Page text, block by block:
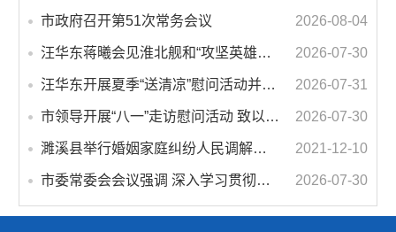
市政府召开第51次常务会议 2026-08-04
汪华东蒋曦会见淮北舰和“攻坚英雄连”官兵代表 2026-07-30
汪华东开展夏季“送清凉”慰问活动并调研专门教育工作 落实落细防暑降温措施 用心用情关爱一线职工 2026-07-31
市领导开展“八一”走访慰问活动 致以节日问候 畅叙鱼水深情 2026-07-30
濉溪县举行婚姻家庭纠纷人民调解委员会暨调解志愿者服务团成立仪式 2021-12-10
市委常委会会议强调 深入学习贯彻习近平总书记重要讲话指示精神 高质量推进城市更新 不断提升本质安全水平 汪华东主持会议 2026-07-30